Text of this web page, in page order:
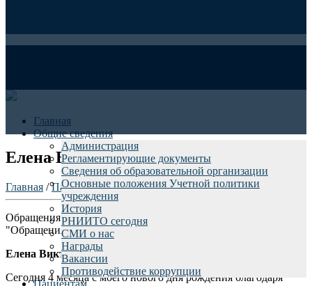
Главная
Общие сведения
Администрация
Регламентирующие документы
Сведения об образовательной организации
Основные положения Учетной политики
учреждения
История
РНИИТО сегодня
СМИ о нас
Награды
Вакансии
Противодействие коррупции
Пациентам
Елена Викторовна Суздалова
Главная /Пациентам/Отзывы пациентов/
Обращения граждан (обращение от физического лица)
"Обращения граждан"
Елена Викторовна Суздалова
Сегодня 4 месяца с моего нового дня рождения благодаря